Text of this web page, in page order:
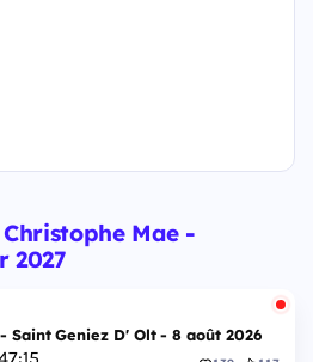
Christophe Mae -
2027
Saint Geniez D' Olt - 8 août 2026
:14